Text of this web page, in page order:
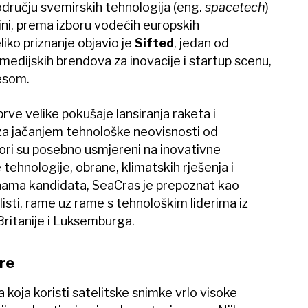
svemirskih tehnologija (eng. spacetech)
prema izboru vodećih europskih
priznanje objavio je Sifted, jedan od
brendova za inovacije i startup scenu,
velike pokušaje lansiranja raketa i
jačanjem tehnološke neovisnosti od
su posebno usmjereni na inovativne
obrane, klimatskih rješenja i
kandidata, SeaCras je prepoznat kao
rame uz rame s tehnološkim liderima iz
i Luksemburga.
koja koristi satelitske snimke vrlo visoke